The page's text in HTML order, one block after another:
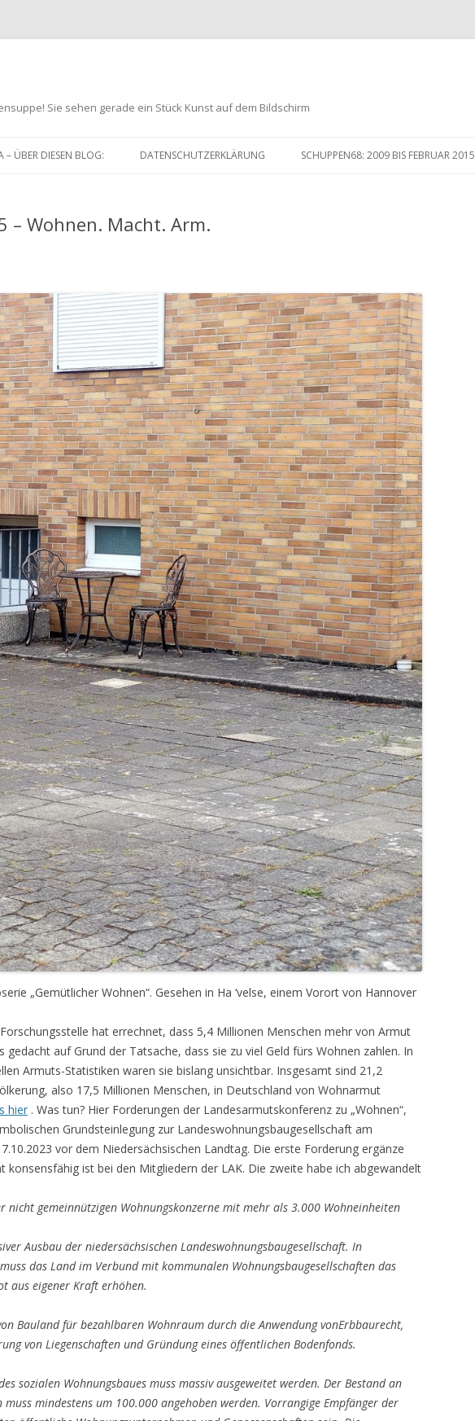
Sie sehen gerade ein Stück Kunst auf dem Bildschirm
Inhalt
– ÜBER DIESEN BLOG: DATENSCHUTZERKLÄRUNG SCHUPPEN68: 2009 BIS FEBRUAR 2015
– Wohnen. Macht. Arm.
„Gemütlicher Wohnen“. Gesehen in Ha ‘velse, einem Vorort von Hannover
hat errechnet, dass 5,4 Millionen Menschen mehr von Armut
gedacht auf Grund der Tatsache, dass sie zu viel Geld fürs Wohnen zahlen. In
Armuts-Statistiken waren sie bislang unsichtbar. Insgesamt sind 21,2
also 17,5 Millionen Menschen, in Deutschland von Wohnarmut
hier . Was tun? Hier Forderungen der Landesarmutskonferenz zu „Wohnen“,
Grundsteinlegung zur Landeswohnungsbaugesellschaft am
vor dem Niedersächsischen Landtag. Die erste Forderung ergänze
konsensfähig ist bei den Mitgliedern der LAK. Die zweite habe ich abgewandelt
nicht gemeinnützigen Wohnungskonzerne mit mehr als 3.000 Wohneinheiten
Ausbau der niedersächsischen Landeswohnungsbaugesellschaft. In
das Land im Verbund mit kommunalen Wohnungsbaugesellschaften das
aus eigener Kraft erhöhen.
Bauland für bezahlbaren Wohnraum durch die Anwendung vonErbbaurecht,
von Liegenschaften und Gründung eines öffentlichen Bodenfonds.
sozialen Wohnungsbaues muss massiv ausgeweitet werden. Der Bestand an
muss mindestens um 100.000 angehoben werden. Vorrangige Empfänger der